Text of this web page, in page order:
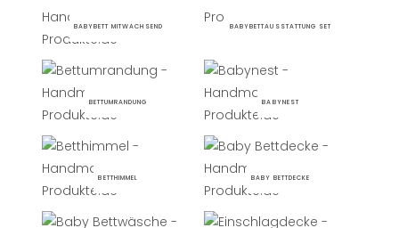
BABYBETT MITWACHSEND BABYBETTAUSSTATTUNG SET
BETTUMRANDUNG BABYNEST
BETTHIMMEL BABY BETTDECKE